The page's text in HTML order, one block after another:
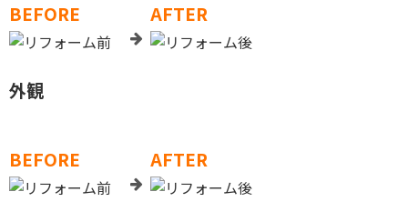
BEFORE AFTER
外観
BEFORE AFTER